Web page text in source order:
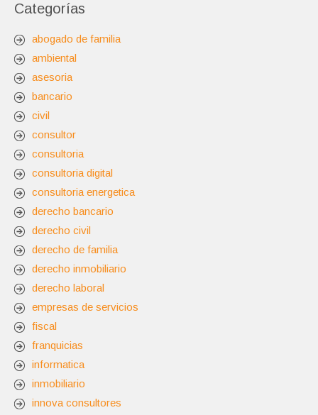
Categorías
abogado de familia
ambiental
asesoria
bancario
civil
consultor
consultoria
consultoria digital
consultoria energetica
derecho bancario
derecho civil
derecho de familia
derecho inmobiliario
derecho laboral
empresas de servicios
fiscal
franquicias
informatica
inmobiliario
innova consultores